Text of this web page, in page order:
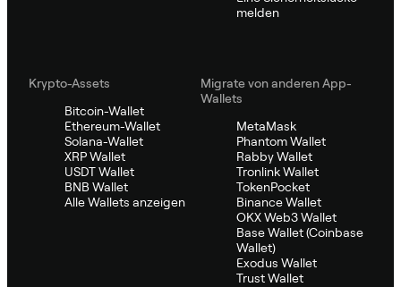
melden
Krypto-Assets
Bitcoin-Wallet
Ethereum-Wallet
Solana-Wallet
XRP Wallet
USDT Wallet
BNB Wallet
Alle Wallets anzeigen
Migrate von anderen App-
Wallets
MetaMask
Phantom Wallet
Rabby Wallet
Tronlink Wallet
TokenPocket
Binance Wallet
OKX Web3 Wallet
Base Wallet (Coinbase
Wallet)
Exodus Wallet
Trust Wallet